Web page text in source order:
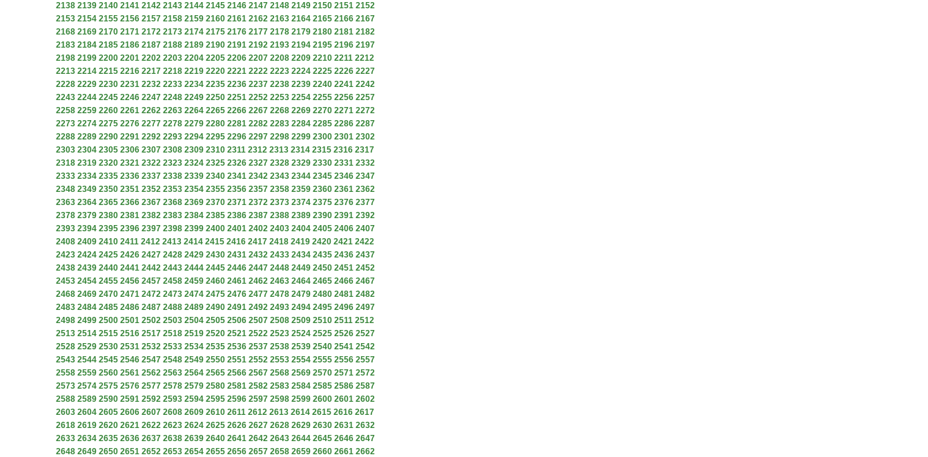
2138 2139 2140 2141 2142 2143 2144 2145 2146 2147 2148 2149 2150 2151 2152
2153 2154 2155 2156 2157 2158 2159 2160 2161 2162 2163 2164 2165 2166 2167
2168 2169 2170 2171 2172 2173 2174 2175 2176 2177 2178 2179 2180 2181 2182
2183 2184 2185 2186 2187 2188 2189 2190 2191 2192 2193 2194 2195 2196 2197
2198 2199 2200 2201 2202 2203 2204 2205 2206 2207 2208 2209 2210 2211 2212
2213 2214 2215 2216 2217 2218 2219 2220 2221 2222 2223 2224 2225 2226 2227
2228 2229 2230 2231 2232 2233 2234 2235 2236 2237 2238 2239 2240 2241 2242
2243 2244 2245 2246 2247 2248 2249 2250 2251 2252 2253 2254 2255 2256 2257
2258 2259 2260 2261 2262 2263 2264 2265 2266 2267 2268 2269 2270 2271 2272
2273 2274 2275 2276 2277 2278 2279 2280 2281 2282 2283 2284 2285 2286 2287
2288 2289 2290 2291 2292 2293 2294 2295 2296 2297 2298 2299 2300 2301 2302
2303 2304 2305 2306 2307 2308 2309 2310 2311 2312 2313 2314 2315 2316 2317
2318 2319 2320 2321 2322 2323 2324 2325 2326 2327 2328 2329 2330 2331 2332
2333 2334 2335 2336 2337 2338 2339 2340 2341 2342 2343 2344 2345 2346 2347
2348 2349 2350 2351 2352 2353 2354 2355 2356 2357 2358 2359 2360 2361 2362
2363 2364 2365 2366 2367 2368 2369 2370 2371 2372 2373 2374 2375 2376 2377
2378 2379 2380 2381 2382 2383 2384 2385 2386 2387 2388 2389 2390 2391 2392
2393 2394 2395 2396 2397 2398 2399 2400 2401 2402 2403 2404 2405 2406 2407
2408 2409 2410 2411 2412 2413 2414 2415 2416 2417 2418 2419 2420 2421 2422
2423 2424 2425 2426 2427 2428 2429 2430 2431 2432 2433 2434 2435 2436 2437
2438 2439 2440 2441 2442 2443 2444 2445 2446 2447 2448 2449 2450 2451 2452
2453 2454 2455 2456 2457 2458 2459 2460 2461 2462 2463 2464 2465 2466 2467
2468 2469 2470 2471 2472 2473 2474 2475 2476 2477 2478 2479 2480 2481 2482
2483 2484 2485 2486 2487 2488 2489 2490 2491 2492 2493 2494 2495 2496 2497
2498 2499 2500 2501 2502 2503 2504 2505 2506 2507 2508 2509 2510 2511 2512
2513 2514 2515 2516 2517 2518 2519 2520 2521 2522 2523 2524 2525 2526 2527
2528 2529 2530 2531 2532 2533 2534 2535 2536 2537 2538 2539 2540 2541 2542
2543 2544 2545 2546 2547 2548 2549 2550 2551 2552 2553 2554 2555 2556 2557
2558 2559 2560 2561 2562 2563 2564 2565 2566 2567 2568 2569 2570 2571 2572
2573 2574 2575 2576 2577 2578 2579 2580 2581 2582 2583 2584 2585 2586 2587
2588 2589 2590 2591 2592 2593 2594 2595 2596 2597 2598 2599 2600 2601 2602
2603 2604 2605 2606 2607 2608 2609 2610 2611 2612 2613 2614 2615 2616 2617
2618 2619 2620 2621 2622 2623 2624 2625 2626 2627 2628 2629 2630 2631 2632
2633 2634 2635 2636 2637 2638 2639 2640 2641 2642 2643 2644 2645 2646 2647
2648 2649 2650 2651 2652 2653 2654 2655 2656 2657 2658 2659 2660 2661 2662